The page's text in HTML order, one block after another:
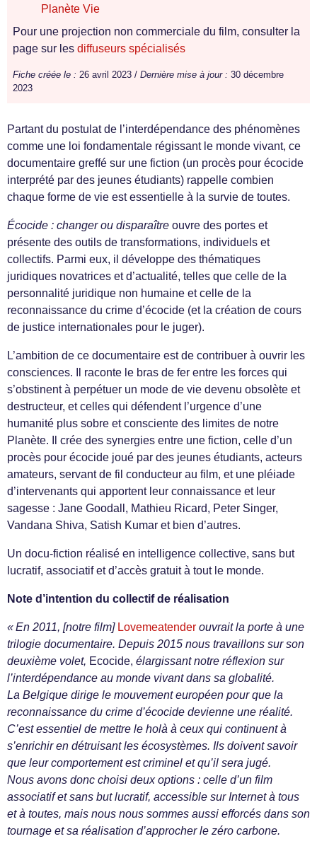
Planète Vie
Pour une projection non commerciale du film, consulter la
page sur les diffuseurs spécialisés
Fiche créée le : 26 avril 2023 / Dernière mise à jour : 30 décembre
2023
Partant du postulat de l’interdépendance des phénomènes
comme une loi fondamentale régissant le monde vivant, ce
documentaire greffé sur une fiction (un procès pour écocide
interprété par des jeunes étudiants) rappelle combien
chaque forme de vie est essentielle à la survie de toutes.
Écocide : changer ou disparaître ouvre des portes et
présente des outils de transformations, individuels et
collectifs. Parmi eux, il développe des thématiques
juridiques novatrices et d’actualité, telles que celle de la
personnalité juridique non humaine et celle de la
reconnaissance du crime d’écocide (et la création de cours
de justice internationales pour le juger).
L’ambition de ce documentaire est de contribuer à ouvrir les
consciences. Il raconte le bras de fer entre les forces qui
s’obstinent à perpétuer un mode de vie devenu obsolète et
destructeur, et celles qui défendent l’urgence d’une
humanité plus sobre et consciente des limites de notre
Planète. Il crée des synergies entre une fiction, celle d’un
procès pour écocide joué par des jeunes étudiants, acteurs
amateurs, servant de fil conducteur au film, et une pléiade
d’intervenants qui apportent leur connaissance et leur
sagesse : Jane Goodall, Mathieu Ricard, Peter Singer,
Vandana Shiva, Satish Kumar et bien d’autres.
Un docu-fiction réalisé en intelligence collective, sans but
lucratif, associatif et d’accès gratuit à tout le monde.
Note d’intention du collectif de réalisation
« En 2011, [notre film] Lovemeatender ouvrait la porte à une
trilogie documentaire. Depuis 2015 nous travaillons sur son
deuxième volet, Ecocide, élargissant notre réflexion sur
l’interdépendance au monde vivant dans sa globalité.
La Belgique dirige le mouvement européen pour que la
reconnaissance du crime d’écocide devienne une réalité.
C’est essentiel de mettre le holà à ceux qui continuent à
s’enrichir en détruisant les écosystèmes. Ils doivent savoir
que leur comportement est criminel et qu’il sera jugé.
Nous avons donc choisi deux options : celle d’un film
associatif et sans but lucratif, accessible sur Internet à tous
et à toutes, mais nous nous sommes aussi efforcés dans son
tournage et sa réalisation d’approcher le zéro carbone.